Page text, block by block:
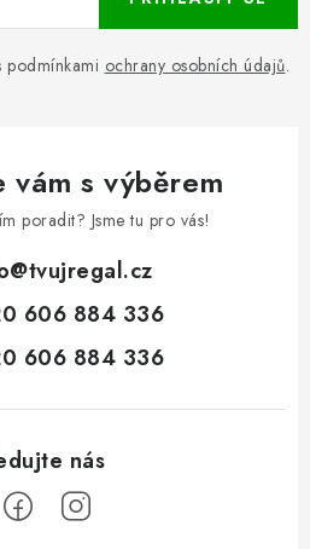
podmínkami ochrany osobních údajů.
vám s výběrem
poradit? Jsme tu pro vás!
@tvujregal.cz
606 884 336
606 884 336